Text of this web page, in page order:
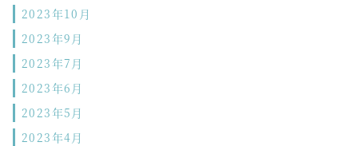
2023年10月
2023年9月
2023年7月
2023年6月
2023年5月
2023年4月